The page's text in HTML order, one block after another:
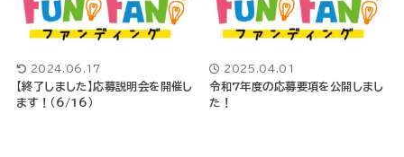
2024.06.17
【終了しました】応募説明会を開催し
ます！（6/16）
2025.04.01
令和7年度の応募要項を公開しまし
た！